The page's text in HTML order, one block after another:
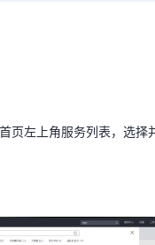
页左上角服务列表，选择